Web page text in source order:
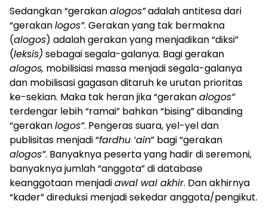
Sedangkan “gerakanalogos”adalah antitesa dari
“gerakanlogos”. Gerakan yang tak bermakna
(alogos) adalah gerakan yang menjadikan “diksi”
(leksis) sebagai segala-galanya. Bagi gerakan
alogos, mobilisiasi massa menjadi segala-galanya
dan mobilisasi gagasan ditaruh ke urutan prioritas
ke-sekian. Maka tak heran jika “gerakanalogos”
terdengar lebih “ramai” bahkan “bising” dibanding
“gerakanlogos”. Pengeras suara, yel-yel dan
publisitas menjadi “fardhu ‘ain” bagi “gerakan
alogos”. Banyaknya peserta yang hadir di seremoni,
banyaknya jumlah “anggota” di database
keanggotaan menjadiawal wal akhir. Dan akhirnya
“kader” direduksi menjadi sekedar anggota/pengikut.